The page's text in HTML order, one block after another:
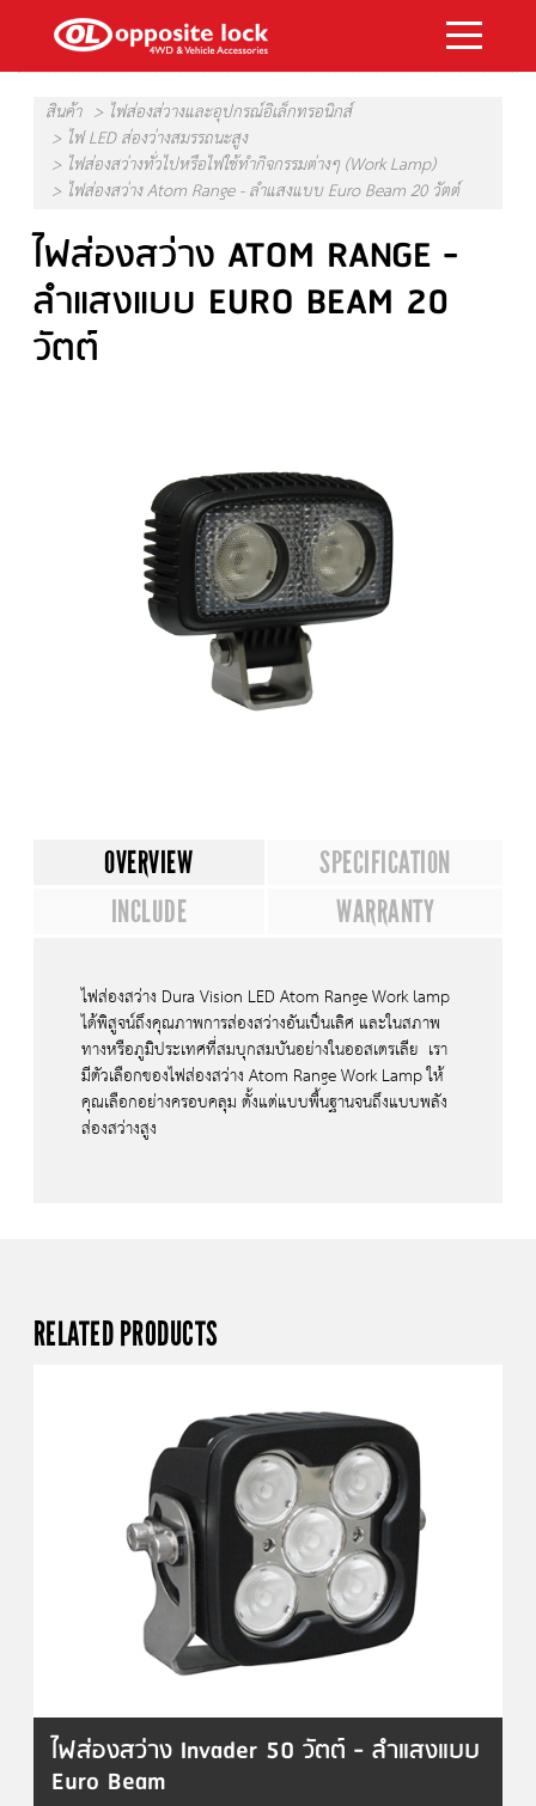
สินค้า
ไฟส่องส่วางและอุปกรณ์อิเล็กทรอนิกส์
ไฟ LED ส่องว่างสมรรถนะสูง
ไฟส่องสว่างทั่วไปหรือไฟใช้ทำกิจกรรมต่างๆ (Work Lamp)
ไฟส่องสว่าง Atom Range - ลำแสงแบบ Euro Beam 20 วัตต์
ไฟส่องสว่าง ATOM RANGE -
ลำแสงแบบ EURO BEAM 20
วัตต์
OVERVIEW
SPECIFICATION
INCLUDE
WARRANTY
ไฟส่องสว่าง Dura Vision LED Atom Range Work lamp
ได้พิสูจน์ถึงคุณภาพการส่องสว่างอันเป็นเลิศ และในสภาพ
ทางหรือภูมิประเทศที่สมบุกสมบันอย่างในออสเตรเลีย เรา
มีตัวเลือกของไฟส่องสว่าง Atom Range Work Lamp ให้
คุณเลือกอย่างครอบคลุม ตั้งแต่แบบพื้นฐานจนถึงแบบพลัง
ส่องสว่างสูง
RELATED PRODUCTS
ไฟส่องสว่าง Invader 50 วัตต์ - ลำแสงแบบ
Euro Beam